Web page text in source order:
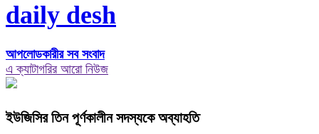
daily desh
আপলোডকারীর সব সংবাদ
এ ক্যাটাগরির আরো নিউজ
ইউজিসির তিন পূর্ণকালীন সদস্যকে অব্যাহতি